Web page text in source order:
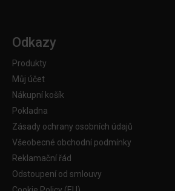
Odkazy
Produkty
Můj účet
Nákupní košík
Pokladna
Zásady ochrany osobních údajů
Všeobecné obchodní podmínky
Reklamační řád
Odstoupení od smlouvy